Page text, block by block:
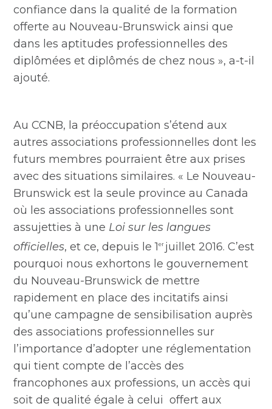
confiance dans la qualité de la formation
offerte au Nouveau-Brunswick ainsi que
dans les aptitudes professionnelles des
diplômées et diplômés de chez nous », a-t-il
ajouté.
Au CCNB, la préoccupation s’étend aux
autres associations professionnelles dont les
futurs membres pourraient être aux prises
avec des situations similaires. « Le Nouveau-
Brunswick est la seule province au Canada
où les associations professionnelles sont
assujetties à une Loi sur les langues
officielles, et ce, depuis le 1er juillet 2016. C’est
pourquoi nous exhortons le gouvernement
du Nouveau-Brunswick de mettre
rapidement en place des incitatifs ainsi
qu’une campagne de sensibilisation auprès
des associations professionnelles sur
l’importance d’adopter une réglementation
qui tient compte de l’accès des
francophones aux professions, un accès qui
soit de qualité égale à celui offert aux